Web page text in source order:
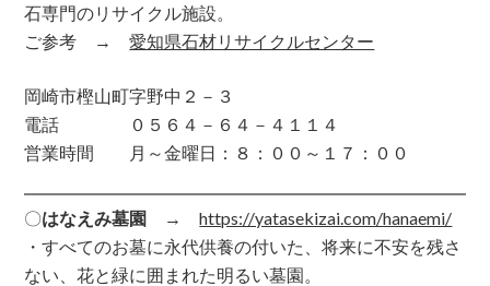
石専門のリサイクル施設。
ご参考 →愛知県石材リサイクルセンター
岡崎市樫山町字野中２－３
電話 ０５６４－６４－４１１４
営業時間 月～金曜日：８：００～１７：００
〇はなえみ墓園 →https://yatasekizai.com/hanaemi/
・すべてのお墓に永代供養の付いた、将来に不安を残さ
ない、花と緑に囲まれた明るい墓園。